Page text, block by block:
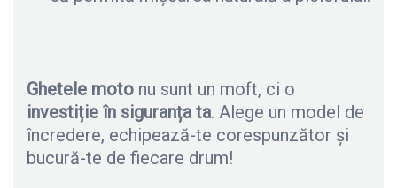
Ghetele moto nu sunt un moft, ci o
investiție în siguranța ta. Alege un model de
încredere, echipează-te corespunzător și
bucură-te de fiecare drum!